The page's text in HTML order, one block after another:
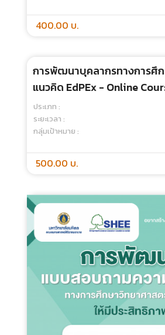
400.00 บ.
การพัฒนาบุคลากรทางการศึ
แนวคิด EdPEx - Online
ระยะเวลา :